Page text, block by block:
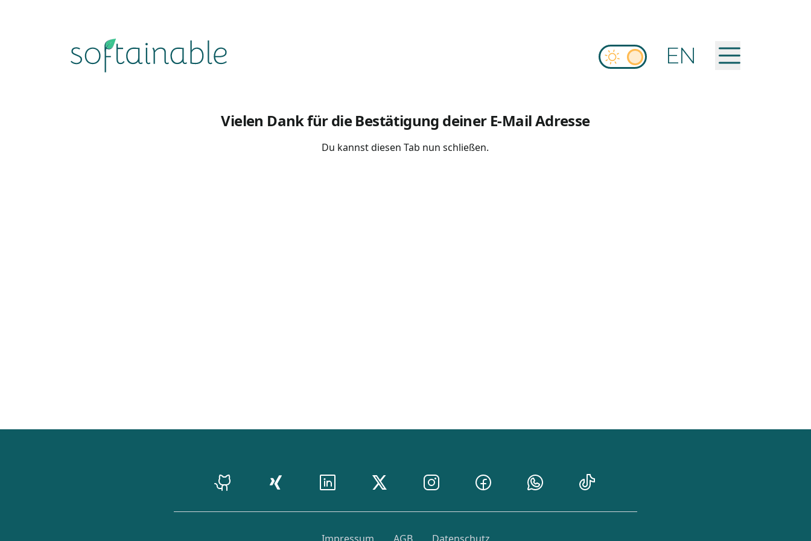
softainable EN
Vielen Dank für die Bestätigung deiner E-Mail Adresse
Du kannst diesen Tab nun schließen.